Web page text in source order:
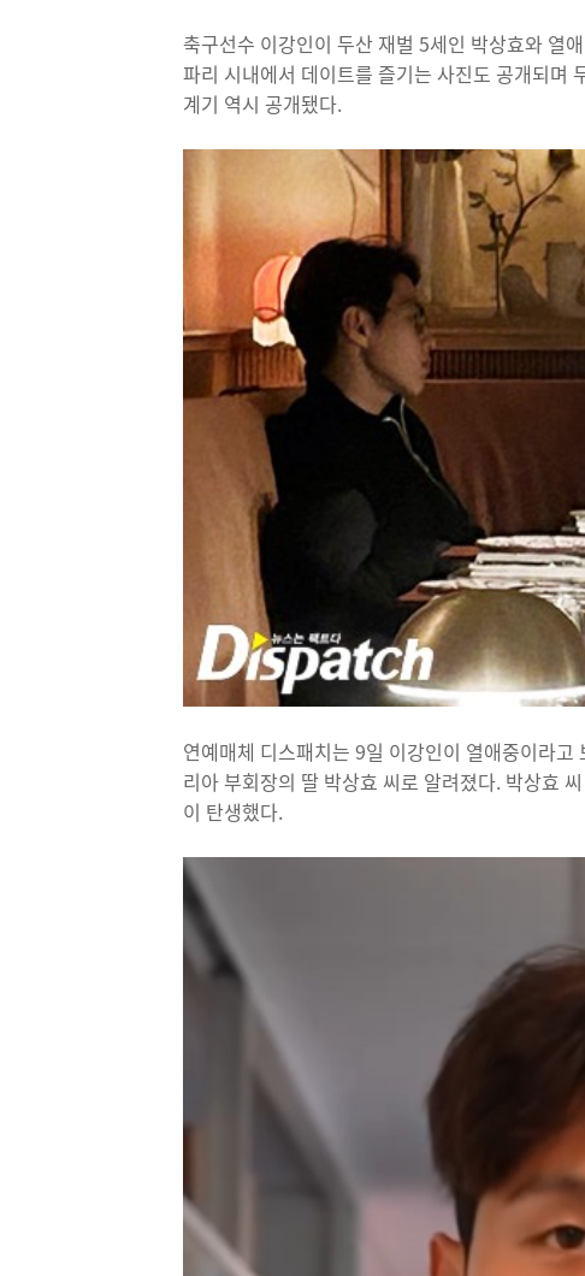
축구선수 이강인이 두산 재벌 5세인 박상효와 열
파리 시내에서 데이트를 즐기는 사진도 공개되며
계기 역시 공개됐다.
연예매체 디스패치는 9일 이강인이 열애중이라
리아 부회장의 딸 박상효 씨로 알려졌다. 박상효
이 탄생했다.